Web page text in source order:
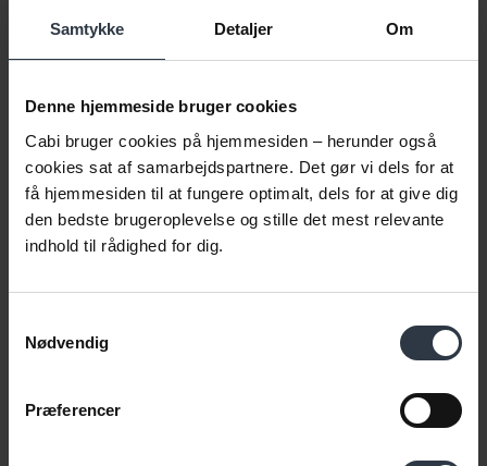
Samtykke Detaljer Om
Denne hjemmeside bruger cookies
Cabi bruger cookies på hjemmesiden – herunder også
cookies sat af samarbejdspartnere. Det gør vi dels for at
få hjemmesiden til at fungere optimalt, dels for at give dig
den bedste brugeroplevelse og stille det mest relevante
indhold til rådighed for dig.
Nødvendig
Præferencer
data på S'et i ESG. Og det kan være meget
værdifuldt for virksomheden.
Læs vores ESG-tema